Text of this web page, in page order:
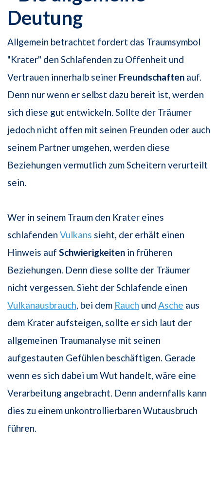
Deutung
Allgemein betrachtet fordert das Traumsymbol
"Krater" den Schlafenden zu Offenheit und
Vertrauen innerhalb seiner Freundschaften auf.
Denn nur wenn er selbst dazu bereit ist, werden
sich diese gut entwickeln. Sollte der Träumer
jedoch nicht offen mit seinen Freunden oder auch
seinem Partner umgehen, werden diese
Beziehungen vermutlich zum Scheitern verurteilt
sein.
Wer in seinem Traum den Krater eines
schlafenden Vulkans sieht, der erhält einen
Hinweis auf Schwierigkeiten in früheren
Beziehungen. Denn diese sollte der Träumer
nicht vergessen. Sieht der Schlafende einen
Vulkanausbrauch , bei dem Rauch und Asche aus
dem Krater aufsteigen, sollte er sich laut der
allgemeinen Traumanalyse mit seinen
aufgestauten Gefühlen beschäftigen. Gerade
wenn es sich dabei um Wut handelt, wäre eine
Verarbeitung angebracht. Denn andernfalls kann
dies zu einem unkontrollierbaren Wutausbruch
führen.